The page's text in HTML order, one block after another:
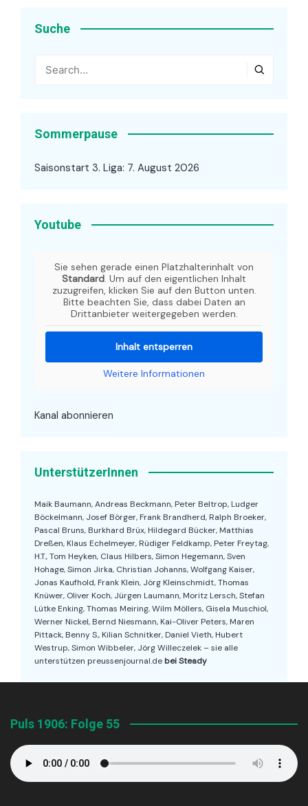
Suche
Sommerpause
Saisonstart 3. Liga: 7. August 2026
Youtube
Sie sehen gerade einen Platzhalterinhalt von
Standard. Um auf den eigentlichen Inhalt
zuzugreifen, klicken Sie auf den Button unten.
Bitte beachten Sie, dass dabei Daten an
Drittanbieter weitergegeben werden.
Inhalt entsperren
Weitere Informationen
Kanal abonnieren
UnterstützerInnen
Maik Baumann, Andreas Beckmann, Peter Beltrop, Ludger
Böckelmann, Josef Börger, Frank Brandherd, Ralph Broeker,
Pascal Bruns, Burkhard Brüx, Hildegard Bücker, Matthias
Dreßen, Klaus Echelmeyer, Rüdiger Feldkamp, Peter Freytag,
H.T., Tom Heyken, Claus Hilbers, Simon Hegemann, Sven
Hohage, Simon Jirka, Christian Johanns, Wolfgang Kaiser,
Jonas Kaufhold, Frank Klein, Jörg Kleinschmidt, Thomas
Knüwer, Oliver Koch, Jürgen Laumann, Moritz Lersch, Stefan
Lütke Enking, Thomas Meiring, Wilm Möllers, Gisela Muschiol,
Werner Nickel, Bernd Niesmann, Kai-Oliver Peters, Maren
Pittack, Benny S., Kilian Schnitker, Daniel Vieth, Hubert
Westrup, Simon Wibbeler, Jörg Willeczelek – sie alle
unterstützen preussenjournal.de bei Steady
Puls 1906: Folge 55